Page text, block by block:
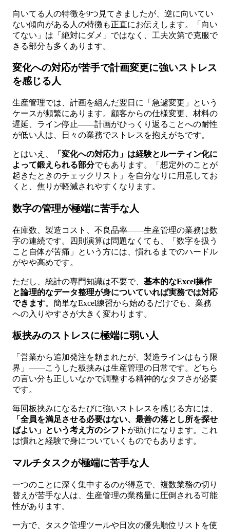
向いてる人の特徴を9つ見てきましたが、逆に向いてい
ない傾向がある人の特徴も正直にお伝えします。「向い
てない」は「絶対にダメ」ではなく、工夫次第で克服で
きる部分も多くあります。
変化への対応が苦手で計画変更に強いストレス
を感じる人
生産管理では、計画を組んだ翌日に「急遽変更」という
ケースが頻繁にあります。顧客からの仕様変更、材料の
遅延、ライン停止——計画がひっくり返ることへの耐性
が低い人は、日々の業務でストレスを抱えがちです。
とはいえ、
「変化への対応力」は経験とルーティン化に
よって鍛えられる部分でもあります。「想定外のことが
起きたときのチェックリスト」を自分なりに用意してお
くと、焦りが軽減されやすくなります。
数字の管理が極端に苦手な人
在庫数、製造コスト、不良品率——生産管理の業務は数
字の連続です。四則演算は問題なくても、「数字を扱う
こと自体が苦痛」という方には、慣れるまでのハードル
がやや高めです。
ただし、統計の専門知識は不要で、 基本的なExcel操作
と論理的なデータ整理が身についていれば実務では対応
できます。簡単なExcel練習から始めるだけでも、業務
への入りやすさが大きく変わります。
板挟みのストレスに極端に弱い人
「営業から追加発注を頼まれたが、製造ラインはもう限
界」——こうした板挟みは生産管理の日常です。どちら
の言い分も正しいなかで調整する精神的なタフさが必要
です。
毎回板挟みになるたびに強いストレスを感じる方には、
「全員を満足させる必要はない、最善の落とし所を探せ
ばよい」という考え方のシフト が助けになります。これ
は慣れと経験で身についていくものでもあります。
マルチタスクが極端に苦手な人
一つのことに深く集中するのが得意で、複数業務の切り
替えが苦手な人は、生産管理の業務量に圧倒される可能
性があります。
一方で、タスク管理ツールや日次の優先順位リストを使